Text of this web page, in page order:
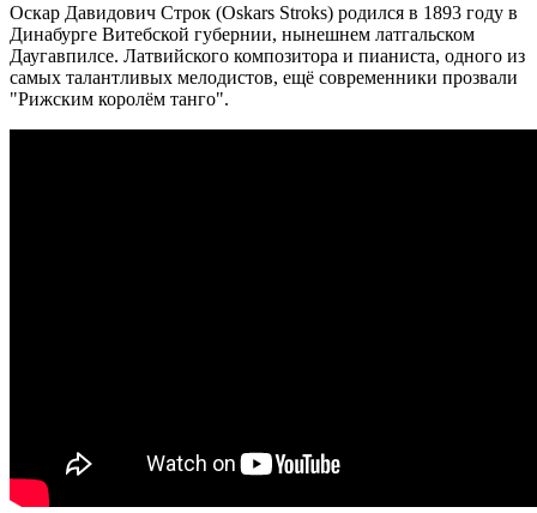
Оскар Давидович Строк (Oskars Stroks) родился в 1893 году в
Динабурге Витебской губернии, нынешнем латгальском
Даугавпилсе. Латвийского композитора и пианиста, одного из
самых талантливых мелодистов, ещё современники прозвали
"Рижским королём танго".